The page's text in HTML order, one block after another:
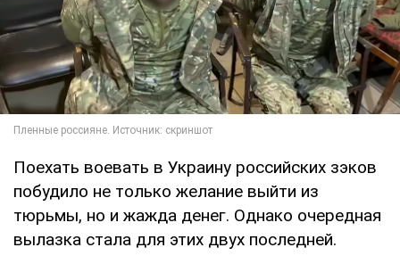
Поехать воевать в Украину российских зэков
побудило не только желание выйти из
тюрьмы, но и жажда денег. Однако очередная
вылазка стала для этих двух последней.